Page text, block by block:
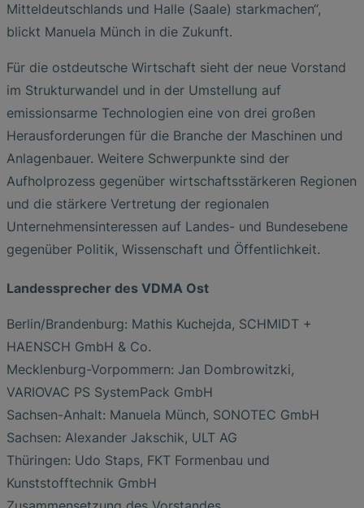
Mitteldeutschlands und Halle (Saale) starkmachen“,
blickt Manuela Münch in die Zukunft.
Für die ostdeutsche Wirtschaft sieht der neue Vorstand
im Strukturwandel und in der Umstellung auf
emissionsarme Technologien eine von drei großen
Herausforderungen für die Branche der Maschinen und
Anlagenbauer. Weitere Schwerpunkte sind der
Aufholprozess gegenüber wirtschaftsstärkeren Regionen
und die stärkere Vertretung der regionalen
Unternehmensinteressen auf Landes- und Bundesebene
gegenüber Politik, Wissenschaft und Öffentlichkeit.
Landessprecher des VDMA Ost
Berlin/Brandenburg: Mathis Kuchejda, SCHMIDT +
HAENSCH GmbH & Co.
Mecklenburg-Vorpommern: Jan Dombrowitzki,
VARIOVAC PS SystemPack GmbH
Sachsen-Anhalt: Manuela Münch, SONOTEC GmbH
Sachsen: Alexander Jakschik, ULT AG
Thüringen: Udo Staps, FKT Formenbau und
Kunststofftechnik GmbH